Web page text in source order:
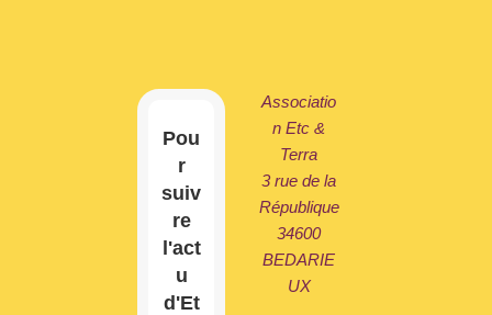
Pou
r
suiv
re
l'act
u
d'Et
Associatio
n Etc &
Terra
3 rue de la
République
34600
BEDARIE
UX